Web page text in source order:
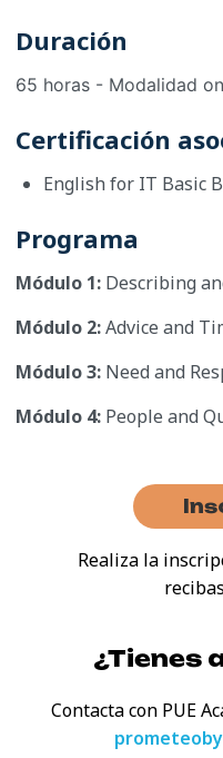
Duración
65 horas - Modalidad
Certificación
English for IT Basic
Programa
Módulo 1: Describing
Módulo 2:Advice and
Módulo 3: Need and
Módulo 4: People and
Realiza la
¿Tienes
Contacta con PUE